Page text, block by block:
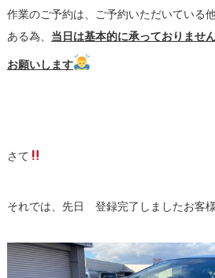
作業のご予約は、ご予約いただいている
ある為、 当日は基本的に承っておりませ
お願いします
さて
それでは、先日 登録完了しましたお客